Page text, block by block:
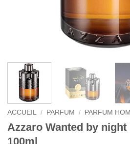
ACCUEIL / PARFUM / PARFUM
Azzaro Wanted by night
100ml